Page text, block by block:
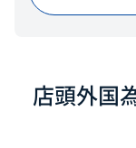
店頭外国